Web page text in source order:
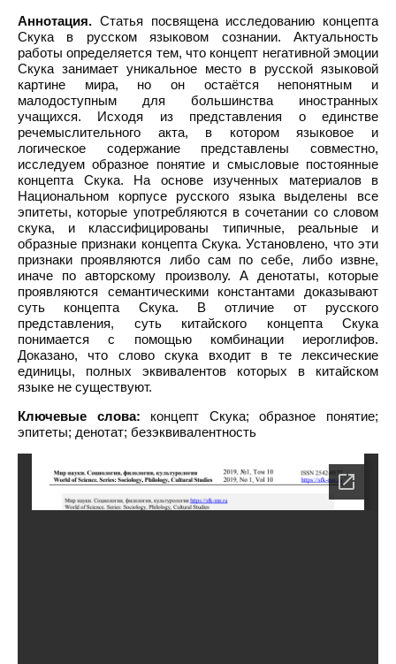
Аннотация. Статья посвящена исследованию концепта
Скука в русском языковом сознании. Актуальность
работы определяется тем, что концепт негативной эмоции
Скука занимает уникальное место в русской языковой
картине мира, но он остаётся непонятным и
малодоступным для большинства иностранных
учащихся. Исходя из представления о единстве
речемыслительного акта, в котором языковое и
логическое содержание представлены совместно,
исследуем образное понятие и смысловые постоянные
концепта Скука. На основе изученных материалов в
Национальном корпусе русского языка выделены все
эпитеты, которые употребляются в сочетании со словом
cкука, и классифицированы типичные, реальные и
образные признаки концепта Скука. Установлено, что эти
признаки проявляются либо сам по себе, либо извне,
иначе по авторскому произволу. А денотаты, которые
проявляются семантическими константами доказывают
суть концепта Скука. В отличие от русского
представления, суть китайского концепта Скука
понимается с помощью комбинации иероглифов.
Доказано, что слово скука входит в те лексические
единицы, полных эквивалентов которых в китайском
языке не существуют.
Ключевые слова: концепт Скука; образное понятие;
эпитеты; денотат; безэквивалентность